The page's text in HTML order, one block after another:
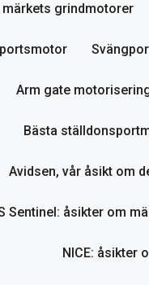
märkets grindmotorer
Arm gate
Bästa
Avidsen, vår åsikt om
Sentinel: åsikter om
NICE: åsikter